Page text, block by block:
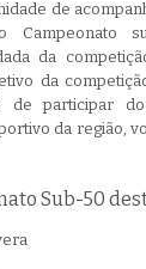
de
Campeonato
da
da
de participar
da região,
Sub-50